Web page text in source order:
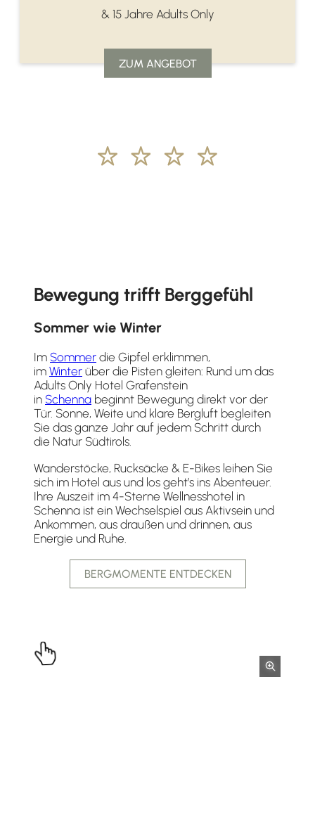
& 15 Jahre Adults Only
ZUM ANGEBOT
Bewegung trifft Berggefühl
Sommer wie Winter
Im Sommer die Gipfel erklimmen,
im Winter über die Pisten gleiten: Rund um das
Adults Only Hotel Grafenstein
in Schenna beginnt Bewegung direkt vor der
Tür. Sonne, Weite und klare Bergluft begleiten
Sie das ganze Jahr auf jedem Schritt durch
die Natur Südtirols.
Wanderstöcke, Rucksäcke & E-Bikes leihen Sie
sich im Hotel aus und los geht’s ins Abenteuer.
Ihre Auszeit im 4-Sterne Wellnesshotel in
Schenna ist ein Wechselspiel aus Aktivsein und
Ankommen, aus draußen und drinnen, aus
Energie und Ruhe.
BERGMOMENTE ENTDECKEN